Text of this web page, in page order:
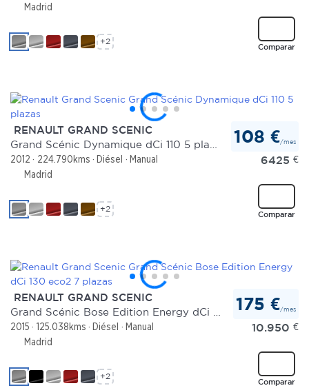
Madrid
Comparar
+2
RENAULT GRAND SCENIC
2012 224.790kms Diésel
Manual
Madrid
108 €/mes
6425 €
Comparar
+2
RENAULT GRAND SCENIC
2015 125.038kms Diésel
Manual
Madrid
175 €/mes
10.950 €
Comparar
+2